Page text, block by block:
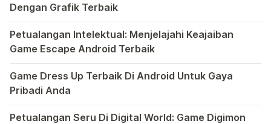
Dengan Grafik Terbaik
Semakin berkembangnya teknologi di era digital saat ini,
Petualangan Intelektual: Menjelajahi Keajaiban
Game Escape Android Terbaik
Dalam dunia game Android, genre escape telah mencuri
Game Dress Up Terbaik Di Android Untuk Gaya
Pribadi Anda
Saat ini, platform Android telah menjadi wadah kreativitas
Petualangan Seru Di Digital World: Game Digimon